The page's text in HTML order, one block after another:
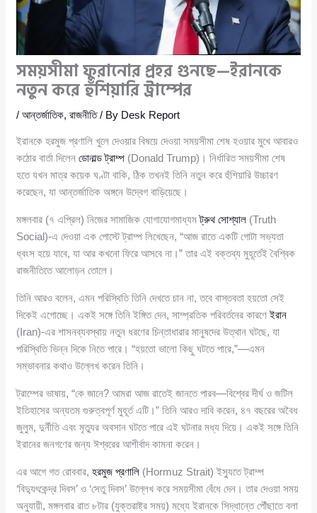
সময়সীমা ফুরানোর প্রহর গুনছে—ইরানকে
নতুন করে হুঁশিয়ারি ট্রাম্পের
/আন্তর্জাতিক,রাজনীতি/ By Desk Report
ইরানকে হরমুজ প্রণালি খুলে দেওয়ার বিষয়ে দেওয়া সময়সীমা শেষ হওয়ার মুখে আবারও
কঠোর বার্তা দিলেনডোনাল্ড ট্রাম্প (Donald Trump)। নির্ধারিত সময়সীমা শেষ
হতে যখন মাত্র কয়েক ঘণ্টা বাকি, ঠিক তখনই তিনি নতুন করে হুঁশিয়ারি উচ্চারণ
করেছেন, যা আন্তর্জাতিক অঙ্গনে উদ্বেগ বাড়িয়েছে।
মঙ্গলবার (৭ এপ্রিল) নিজের সামাজিক যোগাযোগমাধ্যমট্রুথ সোশ্যাল (Truth
Social)-এ দেওয়া এক পোস্টে ট্রাম্প লিখেছেন, “আজ রাতে একটি গোটা সভ্যতা
ধ্বংস হয়ে যাবে, যা আর কখনো ফিরে আসবে না।” তার এই বক্তব্য মুহূর্তেই বৈশ্বিক
রাজনীতিতে আলোড়ন তোলে।
তিনি আরও বলেন, এমন পরিস্থিতি তিনি দেখতে চান না, তবে বাস্তবতা হয়তো সেই
দিকেই এগোচ্ছে। একই সঙ্গে তিনি ইঙ্গিত দেন, সাম্প্রতিক পরিবর্তনের কারণেইরান
(Iran)-এর শাসনব্যবস্থায় নতুন ধরণের চিন্তাধারার মানুষদের উত্থান ঘটছে, যা
পরিস্থিতি ভিন্ন দিকে নিতে পারে। “হয়তো ভালো কিছু ঘটতে পারে,”—এমন
সম্ভাবনার কথাও উল্লেখ করেন তিনি।
ট্রাম্পের ভাষায়, “কে জানে? আমরা আজ রাতেই জানতে পারব—বিশ্বের দীর্ঘ ও জটিল
ইতিহাসের অন্যতম গুরুত্বপূর্ণ মুহূর্ত এটি।” তিনি আরও দাবি করেন, ৪৭ বছরের অবৈধ
জুলুম, দুর্নীতি এবং মৃত্যুর অবসান ঘটতে পারে এই ঘটনার মধ্য দিয়ে। একই সঙ্গে তিনি
ইরানের জনগণের জন্য ঈশ্বরের আশীর্বাদ কামনা করেন।
এর আগে গত রোববার,হরমুজ প্রণালি (Hormuz Strait) ইস্যুতে ট্রাম্প
‘বিদ্যুৎকেন্দ্র দিবস’ ও ‘সেতু দিবস’ উল্লেখ করে সময়সীমা বেঁধে দেন। তার দেওয়া সময়
অনুযায়ী, মঙ্গলবার রাত ৮টার (যুক্তরাষ্ট্র সময়) মধ্যে ইরানকে সিদ্ধান্তে পৌঁছাতে বলা